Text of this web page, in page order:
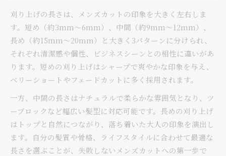
刈り上げの長さは、メンズカットの印象を大きく左右しま
す。短め（約3mm～6mm）、中間（約9mm～12mm）、
長め（約15mm～20mm）と大きく3パターンに分けられ、
それぞれ清潔感や個性、ビジネスシーンとの相性に違いがあ
ります。短めの刈り上げはシャープで爽やかな印象を与え、
ベリーショートやフェードカットに多く採用されます。
一方、中間の長さはナチュラルで柔らかな雰囲気となり、ツ
ーブロックなど幅広い髪型に対応可能です。長めの刈り上げ
はトップと自然につながり、落ち着いた大人の印象を演出し
ます。自分の髪質や骨格、ライフスタイルに合わせて最適な
長さを選ぶことが、失敗しないメンズカットへの第一歩で